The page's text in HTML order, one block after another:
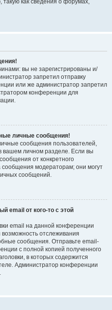
как сведения о форумах,
вы не зарегистрированы и/
запретил отправку
или же администратор запретил
конференции для
личные сообщения!
сообщения пользователей,
вашем личном разделе. Если вы
от конкретного
модераторам; они могут
сообщений.
email от кого-то с этой
email на данной конференции
отслеживания
сообщения. Отправьте email-
с полной копией полученного
в которых содержится
Администратор конференции